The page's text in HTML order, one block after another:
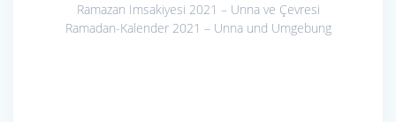
Ramazan Imsakiyesi 2021 – Unna ve Çevresi
Ramadan-Kalender 2021 – Unna und Umgebung